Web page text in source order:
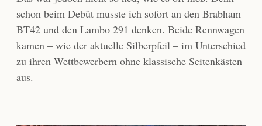
schon beim Debüt musste ich sofort an den Brabham
BT42 und den Lambo 291 denken. Beide Rennwagen
kamen – wie der aktuelle Silberpfeil – im Unterschied
zu ihren Wettbewerbern ohne klassische Seitenkästen
aus.